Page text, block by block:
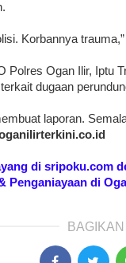
Korbannya
Polres Ogan Ilir, Iptu
dugaan
laporan.
di sripoku.com
Penganiayaan di
BAGIKAN